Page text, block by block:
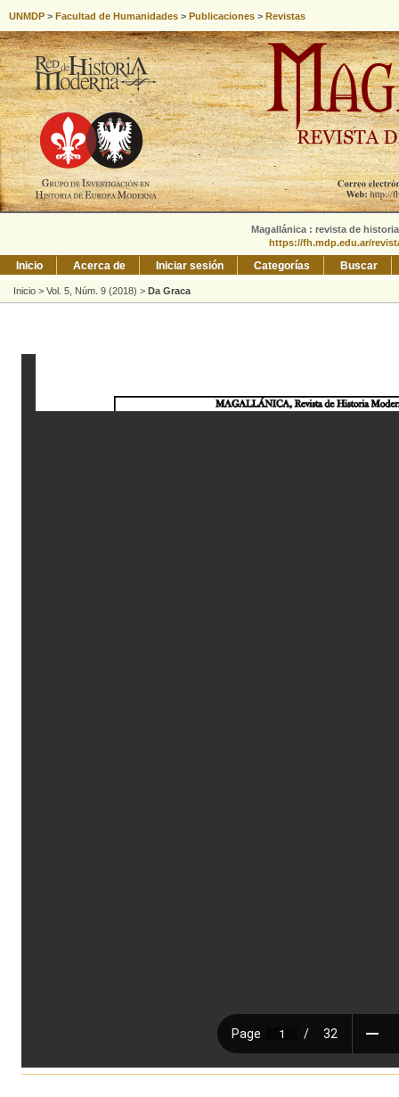
UNMDP > Facultad de Humanidades > Publicaciones > Revistas
Magallánica : revista de
https://fh.mdp.edu.ar/
Inicio Acerca de Iniciar sesión Categorías Buscar
Inicio > Vol. 5, Núm. 9 (2018) > Da Graca